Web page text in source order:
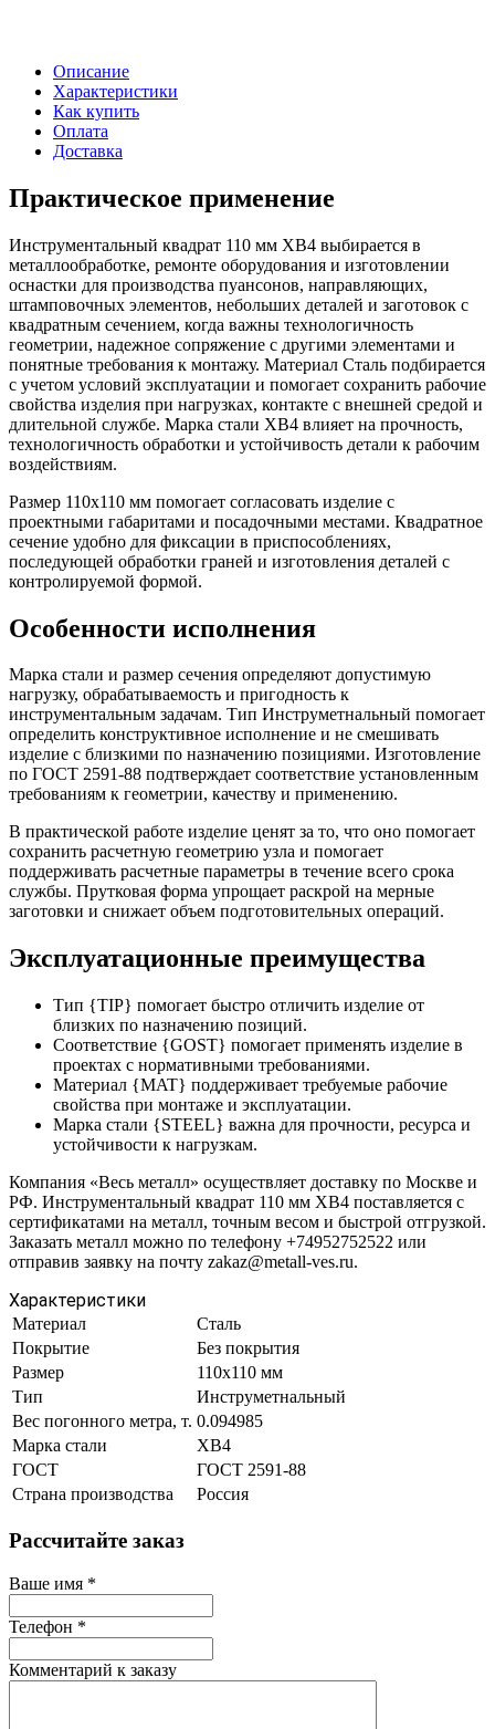
Описание
Характеристики
Как купить
Оплата
Доставка
Практическое применение
Инструментальный квадрат 110 мм ХВ4 выбирается в
металлообработке, ремонте оборудования и изготовлении
оснастки для производства пуансонов, направляющих,
штамповочных элементов, небольших деталей и заготовок с
квадратным сечением, когда важны технологичность
геометрии, надежное сопряжение с другими элементами и
понятные требования к монтажу. Материал Сталь подбирается
с учетом условий эксплуатации и помогает сохранить рабочие
свойства изделия при нагрузках, контакте с внешней средой и
длительной службе. Марка стали ХВ4 влияет на прочность,
технологичность обработки и устойчивость детали к рабочим
воздействиям.
Размер 110х110 мм помогает согласовать изделие с
проектными габаритами и посадочными местами. Квадратное
сечение удобно для фиксации в приспособлениях,
последующей обработки граней и изготовления деталей с
контролируемой формой.
Особенности исполнения
Марка стали и размер сечения определяют допустимую
нагрузку, обрабатываемость и пригодность к
инструментальным задачам. Тип Инструметнальный помогает
определить конструктивное исполнение и не смешивать
изделие с близкими по назначению позициями. Изготовление
по ГОСТ 2591-88 подтверждает соответствие установленным
требованиям к геометрии, качеству и применению.
В практической работе изделие ценят за то, что оно помогает
сохранить расчетную геометрию узла и помогает
поддерживать расчетные параметры в течение всего срока
службы. Прутковая форма упрощает раскрой на мерные
заготовки и снижает объем подготовительных операций.
Эксплуатационные преимущества
Тип {TIP} помогает быстро отличить изделие от
близких по назначению позиций.
Соответствие {GOST} помогает применять изделие в
проектах с нормативными требованиями.
Материал {MAT} поддерживает требуемые рабочие
свойства при монтаже и эксплуатации.
Марка стали {STEEL} важна для прочности, ресурса и
устойчивости к нагрузкам.
Компания «Весь металл» осуществляет доставку по Москве и
РФ. Инструментальный квадрат 110 мм ХВ4 поставляется с
сертификатами на металл, точным весом и быстрой отгрузкой.
Заказать металл можно по телефону +74952752522 или
отправив заявку на почту zakaz@metall-ves.ru.
Характеристики
Материал
Сталь
Покрытие
Без покрытия
Размер
110х110 мм
Тип
Инструметнальный
Вес погонного метра, т. 0.094985
Марка стали
ХВ4
ГОСТ
ГОСТ 2591-88
Страна производства
Россия
Рассчитайте заказ
Ваше имя *
Телефон *
Комментарий к заказу